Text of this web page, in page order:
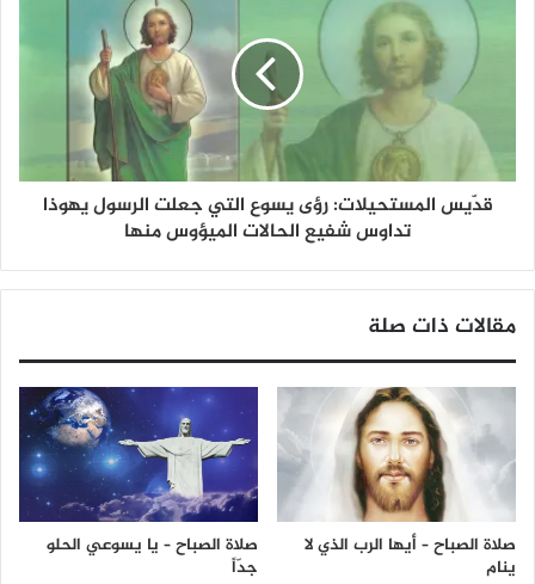
قدّيس المستحيلات: رؤى يسوع التي جعلت الرسول يهوذا
تداوس شفيع الحالات الميؤوس منها
مقالات ذات صلة
صلاة الصباح – أيها الرب الذي لا
ينام
صلاة الصباح – يا يسوعي الحلو
جدّاً